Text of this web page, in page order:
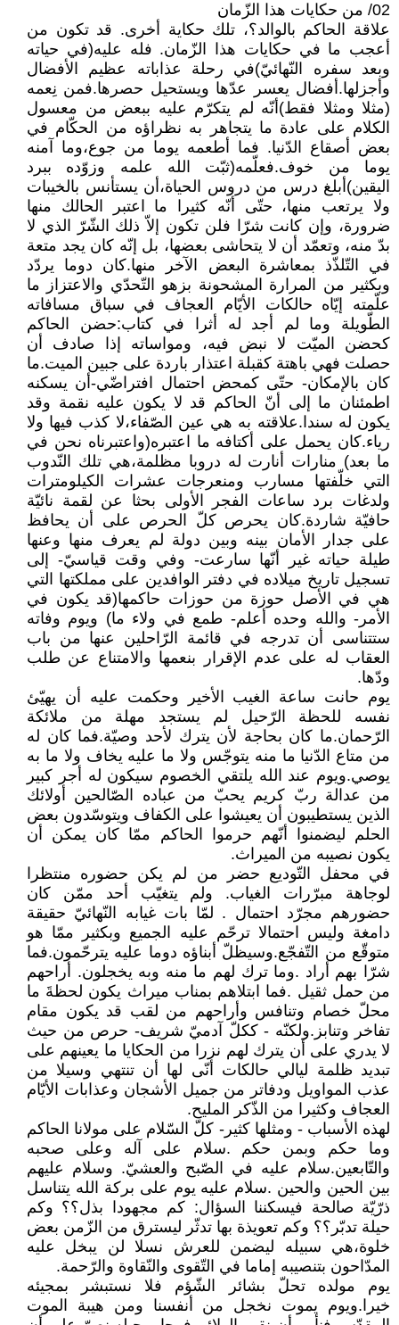
02/ من حكايات هذا الزّمان
علاقة الحاكم بالوالد؟، تلك حكاية أخرى. قد تكون من
أعجب ما في حكايات هذا الزّمان. فله عليه(في حياته
وبعد سفره النّهائيّ)في رحلة عذاباته عظيم الأفضال
وأجزلها.أفضال يعسر عدّها ويستحيل حصرها.فمن نِعمه
(مثلا ومثلا فقط)أنّه لم يتكرّم عليه ببعض من معسول
الكلام على عادة ما يتجاهر به نظراؤه من الحكّام في
بعض أصقاع الدّنيا. فما أطعمه يوما من جوع،وما آمنه
يوما من خوف.فعلّمه(ثبّت الله علمه وزوّده ببرد
اليقين)أبلغ درس من دروس الحياة،أن يستأنس بالخيبات
ولا يرتعب منها، حتّى أنّه كثيرا ما اعتبر الحالك منها
ضرورة، وإن كانت شرّا فلن تكون إلاّ ذلك الشّرّ الذي لا
بدّ منه، وتعمّد أن لا يتحاشى بعضها، بل إنّه كان يجد متعة
في التّلذّذ بمعاشرة البعض الآخر منها.كان دوما يردّد
وبكثير من المرارة المشحونة بزهو التّحدّي والاعتزاز ما
علّمته إيّاه حالكات الأيّام العجاف في سباق مسافاته
الطّويلة وما لم أجد له أثرا في كتاب:حضن الحاكم
كحضن الميّت لا نبض فيه، ومواساته إذا صادف أن
حصلت فهي باهتة كقبلة اعتذار باردة على جبين الميت.ما
كان بالإمكان- حتّى كمحض احتمال افتراضّي-أن يسكنه
اطمئنان ما إلى أنّ الحاكم قد لا يكون عليه نقمة وقد
يكون له سندا.علاقته به هي عين الصّفاء،لا كذب فيها ولا
رياء.كان يحمل على أكتافه ما اعتبره(واعتبرناه نحن في
ما بعد) منارات أنارت له دروبا مظلمة،هي تلك النّدوب
التي خلّفتها مسارب ومنعرجات عشرات الكيلومترات
ولدغات برد ساعات الفجر الأولى بحثا عن لقمة نائيّة
حافيّة شاردة.كان يحرص كلّ الحرص على أن يحافظ
على جدار الأمان بينه وبين دولة لم يعرف منها وعنها
طيلة حياته غير أنّها سارعت- وفي وقت قياسيّ- إلى
تسجيل تاريخ ميلاده في دفتر الوافدين على مملكتها التي
هي في الأصل حوزة من حوزات حاكمها(قد يكون في
الأمر- والله وحده أعلم- طمع في ولاء ما) ويوم وفاته
ستتناسى أن تدرجه في قائمة الرّاحلين عنها من باب
العقاب له على عدم الإقرار بنعمها والامتناع عن طلب
ودّها.
يوم حانت ساعة الغيب الأخير وحكمت عليه أن يهيّئ
نفسه للحظة الرّحيل لم يستجد مهلة من ملائكة
الرّحمان.ما كان بحاجة لأن يترك لأحد وصيّة.فما كان له
من متاع الدّنيا ما منه يتوجّس ولا ما عليه يخاف ولا ما به
يوصي.ويوم عند الله يلتقي الخصوم سيكون له أجر كبير
من عدالة ربّ كريم يحبّ من عباده الصّالحين أولائك
الذين يستطيبون أن يعيشوا على الكفاف ويتوسّدون بعض
الحلم ليضمنوا أنّهم حرموا الحاكم ممّا كان يمكن أن
يكون نصيبه من الميراث.
في محفل التّوديع حضر من لم يكن حضوره منتظرا
لوجاهة مبرّرات الغياب. ولم يتغيّب أحد ممّن كان
حضورهم مجرّد احتمال . لمّا بات غيابه النّهائيّ حقيقة
دامغة وليس احتمالا ترحّم عليه الجميع وبكثير ممّا هو
متوقّع من التّفجّع.وسيظلّ أبناؤه دوما عليه يترحّمون.فما
شرّا بهم أراد .وما ترك لهم ما منه وبه يخجلون. أراحهم
من حمل ثقيل .فما ابتلاهم بمناب ميراث يكون لحظةَ ما
محلّ خصام وتنافس وأراحهم من لقب قد يكون مقام
تفاخر وتنابز.ولكنّه - ككلّ آدميّ شريف- حرص من حيث
لا يدري على أن يترك لهم نزرا من الحكايا ما يعينهم على
تبديد ظلمة ليالي حالكات أنّى لها أن تنتهي وسيلا من
عذب المواويل ودفاتر من جميل الأشجان وعذابات الأيّام
العجاف وكثيرا من الذّكر المليح.
لهذه الأسباب - ومثلها كثير- كلّ السّلام على مولانا الحاكم
وما حكم وبمن حكم .سلام على آله وعلى صحبه
والتّابعين.سلام عليه في الصّبح والعشيّ. وسلام عليهم
بين الحين والحين .سلام عليه يوم على بركة الله يتناسل
ذرّيّة صالحة فيسكننا السؤال: كم مجهودا بذل؟؟ وكم
حيلة تدبّر؟؟ وكم تعويذة بها تدثّر ليسترق من الزّمن بعض
خلوة،هي سبيله ليضمن للعرش نسلا لن يبخل عليه
المدّاحون بتنصيبه إماما في التّقوى والنّقاوة والرّحمة.
يوم مولده تحلّ بشائر الشّؤم فلا نستبشر بمجيئه
خيرا.ويوم يموت نخجل من أنفسنا ومن هيبة الموت